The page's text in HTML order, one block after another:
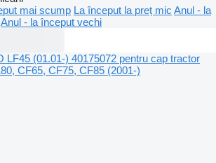
mai scump La început la preț mic Anul - la
Anul - la început vechi